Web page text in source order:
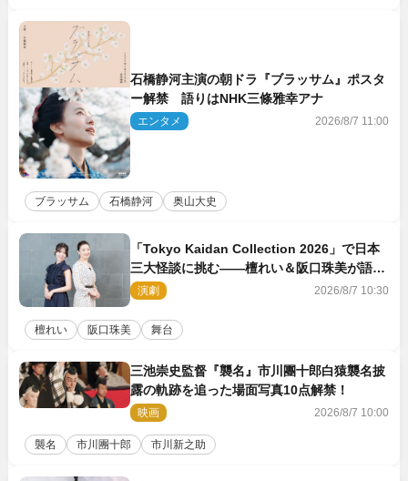
石橋静河主演の朝ドラ『ブラッサム』ポスタ
ー解禁 語りはNHK三條雅幸アナ
エンタメ 2026/8/7 11:00
ブラッサム 石橋静河 奥山大史
「Tokyo Kaidan Collection 2026」で日本
三大怪談に挑む――檀れい＆阪口珠美が語る
「牡丹灯籠」の新たな魅力
演劇 2026/8/7 10:30
檀れい 阪口珠美 舞台
三池崇史監督『襲名』市川團十郎白猿襲名披
露の軌跡を追った場面写真10点解禁！
映画 2026/8/7 10:00
襲名 市川團十郎 市川新之助